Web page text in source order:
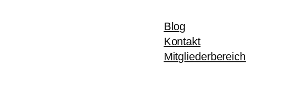
Blog
Kontakt
Mitgliederbereich